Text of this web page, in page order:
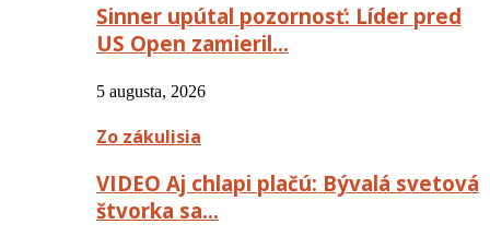
Sinner upútal pozornosť: Líder pred
US Open zamieril…
5 augusta, 2026
Zo zákulisia
VIDEO Aj chlapi plačú: Bývalá svetová
štvorka sa…